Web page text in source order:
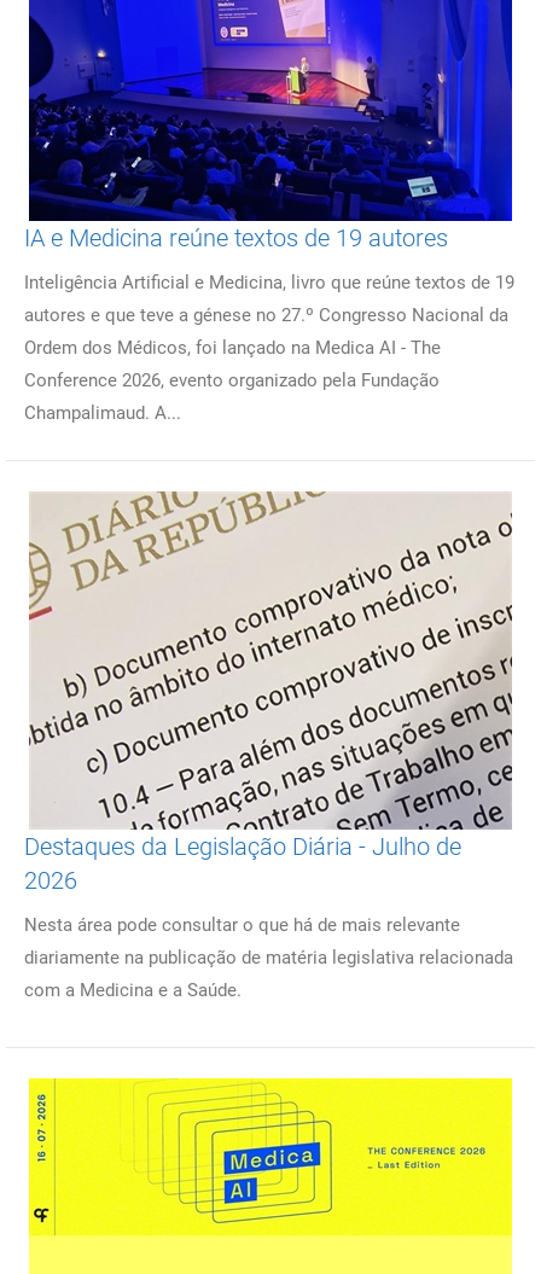
IA e Medicina reúne textos de 19 autores
Inteligência Artificial e Medicina, livro que reúne textos de 19
autores e que teve a génese no 27.º Congresso Nacional da
Ordem dos Médicos, foi lançado na Medica AI - The
Conference 2026, evento organizado pela Fundação
Champalimaud. A...
Destaques da Legislação Diária - Julho de
2026
Nesta área pode consultar o que há de mais relevante
diariamente na publicação de matéria legislativa relacionada
com a Medicina e a Saúde.